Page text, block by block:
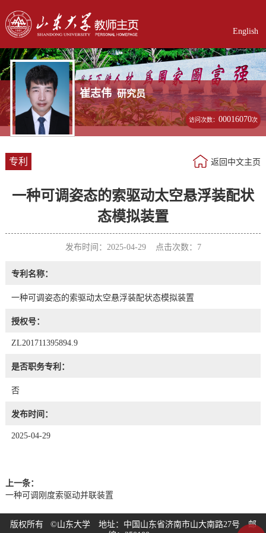
English
崔志伟 研究员
访问次数：00016070次
专利 返回中文主页
一种可调姿态的索驱动太空悬浮装配状
态模拟装置
发布时间：2025-04-29 点击次数： 7
专利名称：
一种可调姿态的索驱动太空悬浮装配状态模拟装置
授权号：
ZL201711395894.9
是否职务专利：
否
发布时间：
2025-04-29
上一条：
一种可调刚度索驱动并联装置
版权所有 ©山东大学 地址：中国山东省济南市山大南路27号 邮